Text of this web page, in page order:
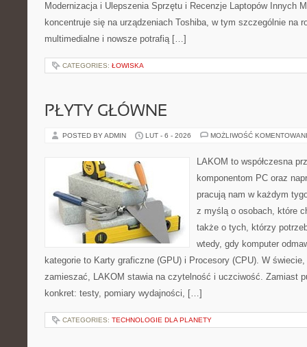
Modernizacja i Ulepszenia Sprzętu i Recenzje Laptopów Innych
koncentruje się na urządzeniach Toshiba, w tym szczególnie na
multimedialne i nowsze potrafią […]
CATEGORIES: ŁOWISKA
PŁYTY GŁÓWNE
POSTED BY ADMIN LUT - 6 - 2026 MOŻLIWOŚĆ
LAKOM to współczesna
komponentom PC oraz
pracują nam w każdym
z myślą o osobach, które
także o tych, którzy
wtedy, gdy komputer
kategorie to Karty graficzne (GPU) i Procesory (CPU). W
zamieszać, LAKOM stawia na czytelność i uczciwość. Zamiast
konkret: testy, pomiary wydajności, […]
CATEGORIES: TECHNOLOGIE DLA PLANETY